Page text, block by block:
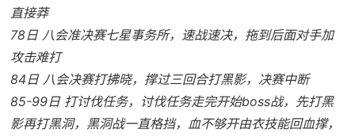
直接莽
78日 八会准决赛七星事务所，速战速决，拖到后面对手加
攻击难打
84日 八会决赛打拂晓，撑过三回合打黑影，决赛中断
85-99日 打讨伐任务，讨伐任务走完开始boss战，先打黑
影再打黑洞，黑洞战一直格挡，血不够开由衣技能回血撑，